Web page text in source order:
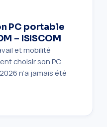
PC portable
– ISISCOM
et mobilité
choisir son PC
n’a jamais été